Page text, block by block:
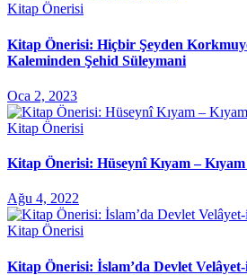
Kitap Önerisi
Kitap Önerisi: Hiçbir Şeyden
Kaleminden Şehid Süleymani
Oca 2, 2023
Kitap Önerisi
Kitap Önerisi: Hüseynî Kıyam –
Ağu 4, 2022
Kitap Önerisi
Kitap Önerisi: İslam’da Devlet